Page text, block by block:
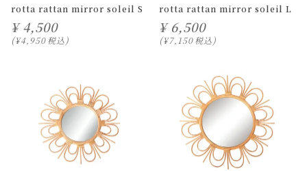
rotta rattan mirror soleil S
¥ 4,500
¥4,950税込
rotta rattan mirror soleil L
¥ 6,500
¥7,150税込